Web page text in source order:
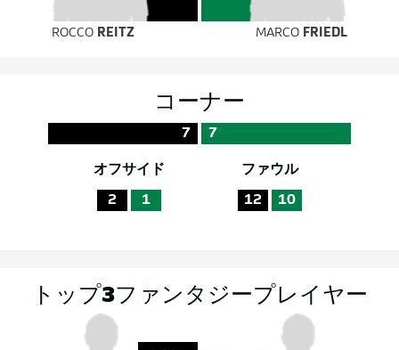
ROCCO REITZ MARCO FRIEDL
コーナー
7 7
オフサイド
2 1
ファウル
12 10
トップ3ファンタジープレイヤー